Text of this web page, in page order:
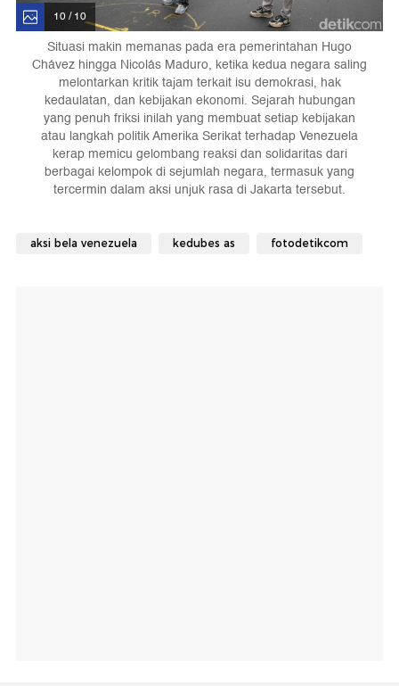
10 / 10
Situasi makin memanas pada era pemerintahan Hugo
Chávez hingga Nicolás Maduro, ketika kedua negara saling
melontarkan kritik tajam terkait isu demokrasi, hak
kedaulatan, dan kebijakan ekonomi. Sejarah hubungan
yang penuh friksi inilah yang membuat setiap kebijakan
atau langkah politik Amerika Serikat terhadap Venezuela
kerap memicu gelombang reaksi dan solidaritas dari
berbagai kelompok di sejumlah negara, termasuk yang
tercermin dalam aksi unjuk rasa di Jakarta tersebut.
aksi bela venezuela kedubes as fotodetikcom